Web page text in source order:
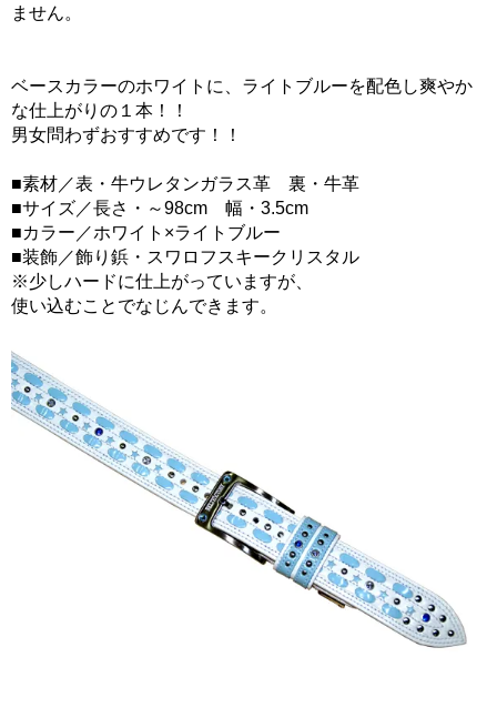
ません。
ベースカラーのホワイトに、ライトブルーを配色し爽やか
な仕上がりの１本！！
男女問わずおすすめです！！
■素材／表・牛ウレタンガラス革 裏・牛革
■サイズ／長さ・～98cm 幅・3.5cm
■カラー／ホワイト×ライトブルー
■装飾／飾り鋲・スワロフスキークリスタル
※少しハードに仕上がっていますが、
使い込むことでなじんできます。